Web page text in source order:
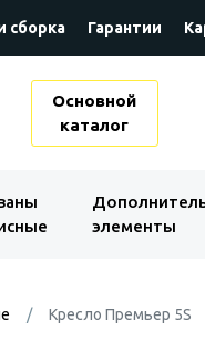
сборка Гарантии
Основной
каталог
элементы
Кресло Премьер 5S